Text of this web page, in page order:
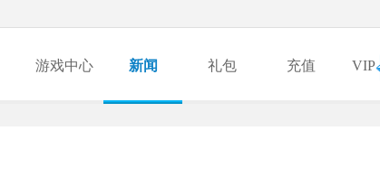
游戏中心 新闻 礼包 充值 VIP